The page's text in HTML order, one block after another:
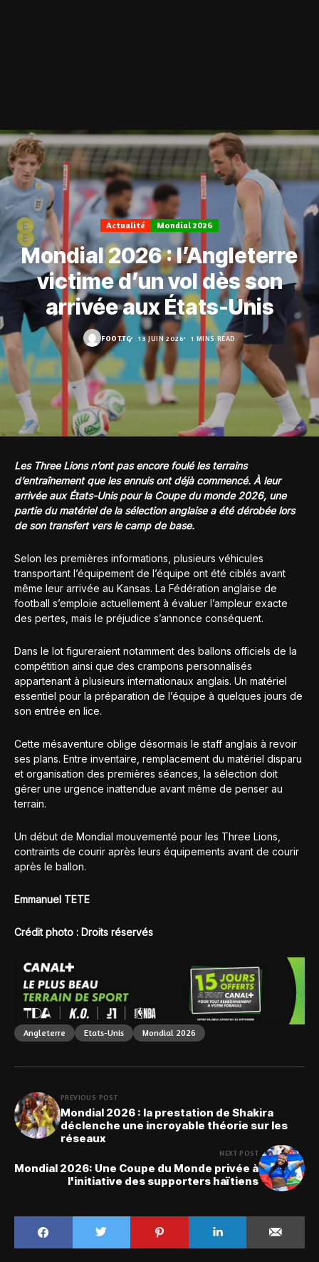
Actualité Mondial 2026
Mondial 2026 : l’Angleterre
victime d’un vol dès son
arrivée aux États-Unis
FOOT.TG 13 JUIN 2026 1 MINS READ
Les Three Lions n’ont pas encore foulé les terrains
d’entraînement que les ennuis ont déjà commencé. À leur
arrivée aux États-Unis pour la Coupe du monde 2026, une
partie du matériel de la sélection anglaise a été dérobée lors
de son transfert vers le camp de base.
Selon les premières informations, plusieurs véhicules
transportant l’équipement de l’équipe ont été ciblés avant
même leur arrivée au Kansas. La Fédération anglaise de
football s’emploie actuellement à évaluer l’ampleur exacte
des pertes, mais le préjudice s’annonce conséquent.
Dans le lot figureraient notamment des ballons officiels de la
compétition ainsi que des crampons personnalisés
appartenant à plusieurs internationaux anglais. Un matériel
essentiel pour la préparation de l’équipe à quelques jours de
son entrée en lice.
Cette mésaventure oblige désormais le staff anglais à revoir
ses plans. Entre inventaire, remplacement du matériel disparu
et organisation des premières séances, la sélection doit
gérer une urgence inattendue avant même de penser au
terrain.
Un début de Mondial mouvementé pour les Three Lions,
contraints de courir après leurs équipements avant de courir
après le ballon.
Emmanuel TETE
Crédit photo : Droits réservés
Angleterre Etats-Unis Mondial 2026
PREVIOUS POST
Mondial 2026 : la prestation de Shakira
déclenche une incroyable théorie sur les
réseaux
NEXT POST
Mondial 2026: Une Coupe du Monde privée à
l'initiative des supporters haïtiens